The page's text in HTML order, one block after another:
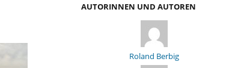
AUTORINNEN UND AUTOREN
Roland Berbig